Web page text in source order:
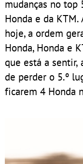
mudanças no
Honda e da
hoje, a ordem
Honda, Honda e
que está a sentir,
de perder o 5.º
ficarem 4 Honda